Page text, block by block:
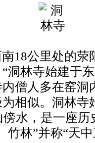
18公里处的荥
“洞林寺始建于
僧人多在窑
相似。洞林寺
水，是一座
竹林”并称“天